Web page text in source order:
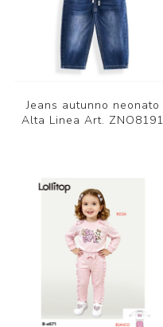
Jeans autunno neonato
Alta Linea Art. ZNO8191